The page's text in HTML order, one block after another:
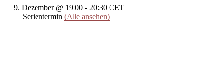
9. Dezember @ 19:00 - 20:30 CET
Serientermin (Alle ansehen)